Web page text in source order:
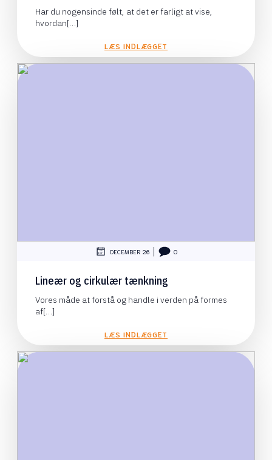
Har du nogensinde følt, at det er farligt at vise,
hvordan[…]
LÆS INDLÆGGET
DECEMBER 26 0
Lineær og cirkulær tænkning
Vores måde at forstå og handle i verden på formes
af[…]
LÆS INDLÆGGET